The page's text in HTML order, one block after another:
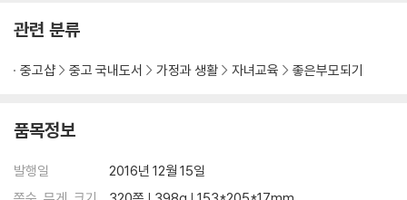
관련 분류
중고샵 중고 국내도서 가정과 생활 자녀교육 좋은부모되기
품목정보
발행일
2016년 12월 15일